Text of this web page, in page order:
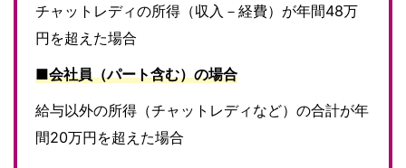
チャットレディの所得（収入－経費）が年間48万
円を超えた場合
■会社員（パート含む）の場合
給与以外の所得（チャットレディなど）の合計が年
間20万円を超えた場合